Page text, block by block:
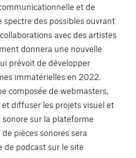
et de
des possibles ouvrant
avec des artistes
donnera une nouvelle
prévoit de développer
immatérielles en 2022.
composée de webmasters,
diffuser les projets visuel et
sur la plateforme
pièces sonores sera
de podcast sur le site